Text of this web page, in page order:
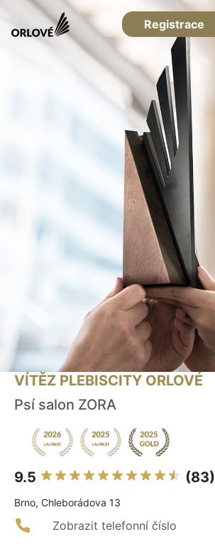
Registrace
VÍTĚZ PLEBISCITY ORLOVÉ
Psí salon ZORA
9.5 (83)
Brno, Chleborádova 13
Zobrazit telefonní číslo